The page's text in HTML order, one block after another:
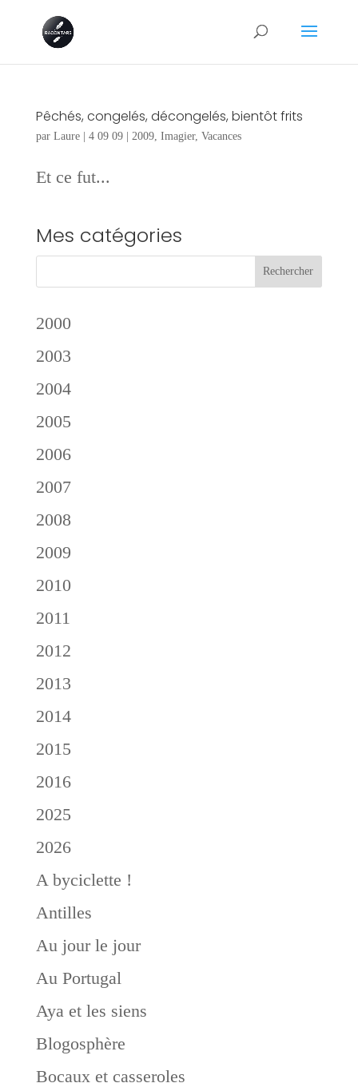
Pêchés, congelés, décongelés, bientôt frits
par Laure| 4 09 09| 2009, Imagier, Vacances
Et ce fut...
Mes catégories
2000
2003
2004
2005
2006
2007
2008
2009
2010
2011
2012
2013
2014
2015
2016
2025
2026
A byciclette !
Antilles
Au jour le jour
Au Portugal
Aya et les siens
Blogosphère
Bocaux et casseroles